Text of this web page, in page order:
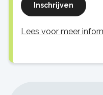
Inschrijven
Lees voor meer